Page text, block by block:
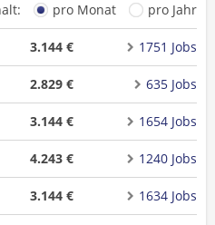
pro Monat pro Jahr
3.144 € 1751 Jobs
2.829 € 635 Jobs
3.144 € 1654 Jobs
4.243 € 1240 Jobs
3.144 € 1634 Jobs